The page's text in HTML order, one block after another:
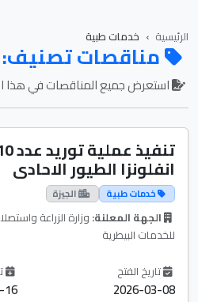
الرئيسية خدمات طبية
مناقصات
استعرض جميع المناقصات في هذا
انفلونزا الطيور الاحادى
خدمات طبية الجيزة
الجهة المعلنة: وزارة الزراعة
للخدمات البيطرية
تاريخ الفتح
2026-03-08
16